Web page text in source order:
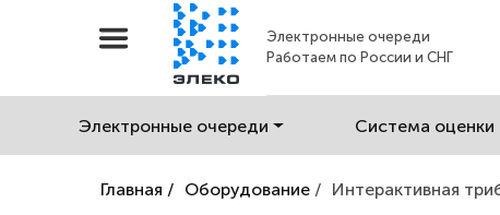
Электронные очереди
Работаем по России и СНГ
Электронные очереди Система оценки
Главная / Оборудование / Интерактивная